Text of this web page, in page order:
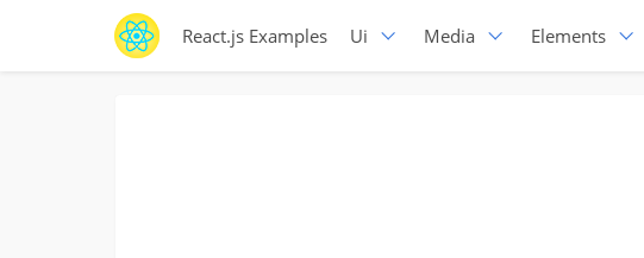
React.js Examples Ui Media Elements